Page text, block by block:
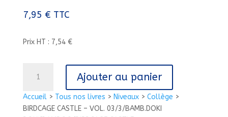
Accueil> Tous nos livres > Niveaux> Collège >
BIRDCAGE CASTLE – VOL. 03/3/BAMB.DOKI
7,95 € TTC
Prix HT : 7,54 €
BIRDCAGE
CASTLE
-
Ajouter au panier